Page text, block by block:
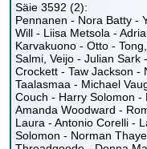
Säie 3592 (2):
Pennanen - Nora Batty -
Will - Liisa Metsola -
Karvakuono - Otto -
Salmi, Veijo - Julian Sark
Crockett - Taw Jackson -
Taalasmaa - Michael
Couch - Harry Solomon -
Amanda Woodward -
Laura - Antonio Corelli -
Solomon - Norman